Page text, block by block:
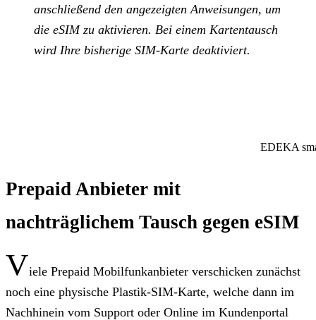
anschließend den angezeigten Anweisungen, um
die eSIM zu aktivieren. Bei einem Kartentausch
wird Ihre bisherige SIM-Karte deaktiviert.
EDEKA
Prepaid Anbieter mit
nachträglichem Tausch gegen eSIM
Viele Prepaid Mobilfunkanbieter verschicken zunächst
noch eine physische Plastik-SIM-Karte, welche dann im
Nachhinein vom Support oder Online im Kundenportal